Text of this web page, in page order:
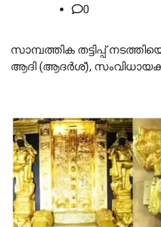
0
സാമ്പത്തിക തട്ടിപ്പ്
ആദി (ആദർശ്),